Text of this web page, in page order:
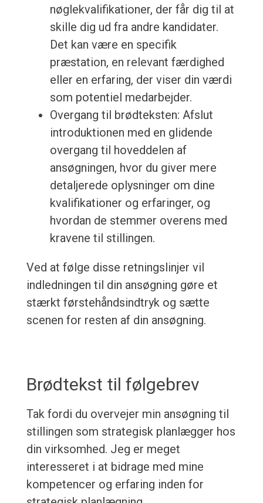
nøglekvalifikationer, der får dig til at
skille dig ud fra andre kandidater.
Det kan være en specifik
præstation, en relevant færdighed
eller en erfaring, der viser din værdi
som potentiel medarbejder.
Overgang til brødteksten: Afslut
introduktionen med en glidende
overgang til hoveddelen af
ansøgningen, hvor du giver mere
detaljerede oplysninger om dine
kvalifikationer og erfaringer, og
hvordan de stemmer overens med
kravene til stillingen.
Ved at følge disse retningslinjer vil
indledningen til din ansøgning gøre et
stærkt førstehåndsindtryk og sætte
scenen for resten af din ansøgning.
Brødtekst til følgebrev
Tak fordi du overvejer min ansøgning til
stillingen som strategisk planlægger hos
din virksomhed. Jeg er meget
interesseret i at bidrage med mine
kompetencer og erfaring inden for